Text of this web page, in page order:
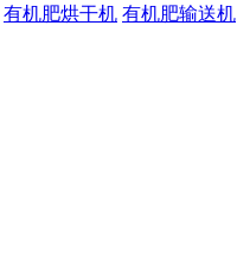
有机肥烘干机 有机肥输送机